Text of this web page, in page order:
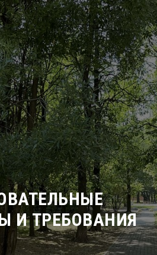
И ТРЕБОВАНИЯ